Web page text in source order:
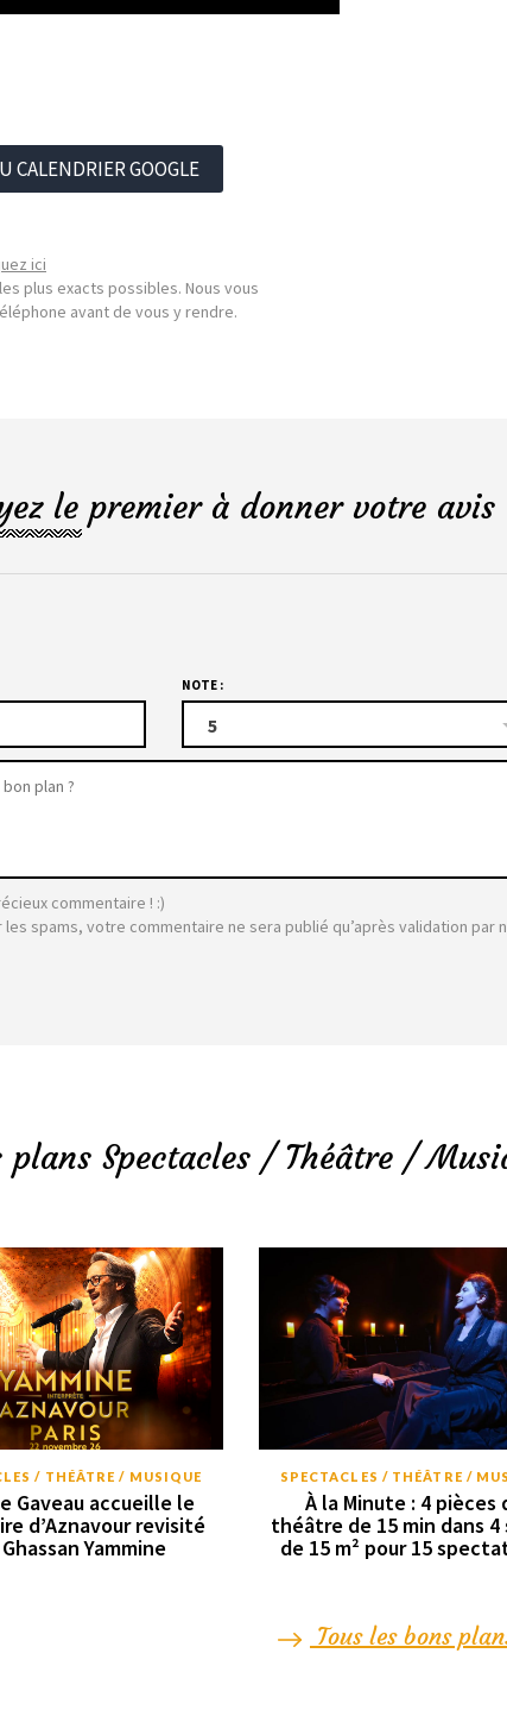
CALENDRIER GOOGLE
ici
plus exacts possibles. Nous vous
avant de vous y rendre.
le premier à donner votre
NOTE :
5
commentaire ! :)
spams, votre commentaire ne sera publié qu’après validation par
plans Spectacles / Théâtre /
/ THÉÂTRE / MUSIQUE
Gaveau accueille le
d’Aznavour revisité
Yammine
SPECTACLES / THÉÂTRE /
À la Minute : 4 pièces
théâtre de 15 min dans 4
de 15 m² pour 15
Tous les bons